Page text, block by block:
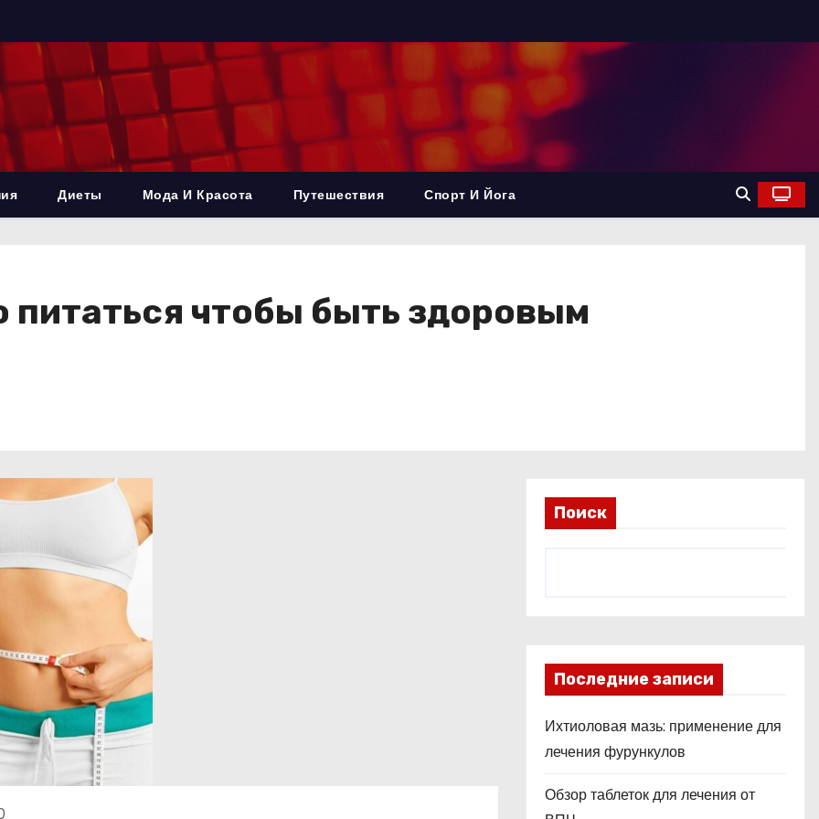
Диеты Мода И Красота Путешествия Спорт И Йога
чтобы быть здоровым
Поиск
Последние записи
Ихтиоловая мазь: применение для
лечения фурункулов
Обзор таблеток для лечения от